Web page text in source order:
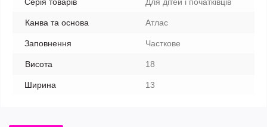
Канва та основа Атлас
Заповнення Часткове
Висота 18
Ширина 13